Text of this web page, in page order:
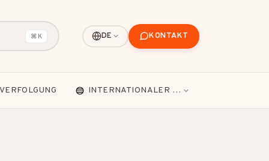
⌘K DE KONTAKT
INTERNATIONALER VERSAND